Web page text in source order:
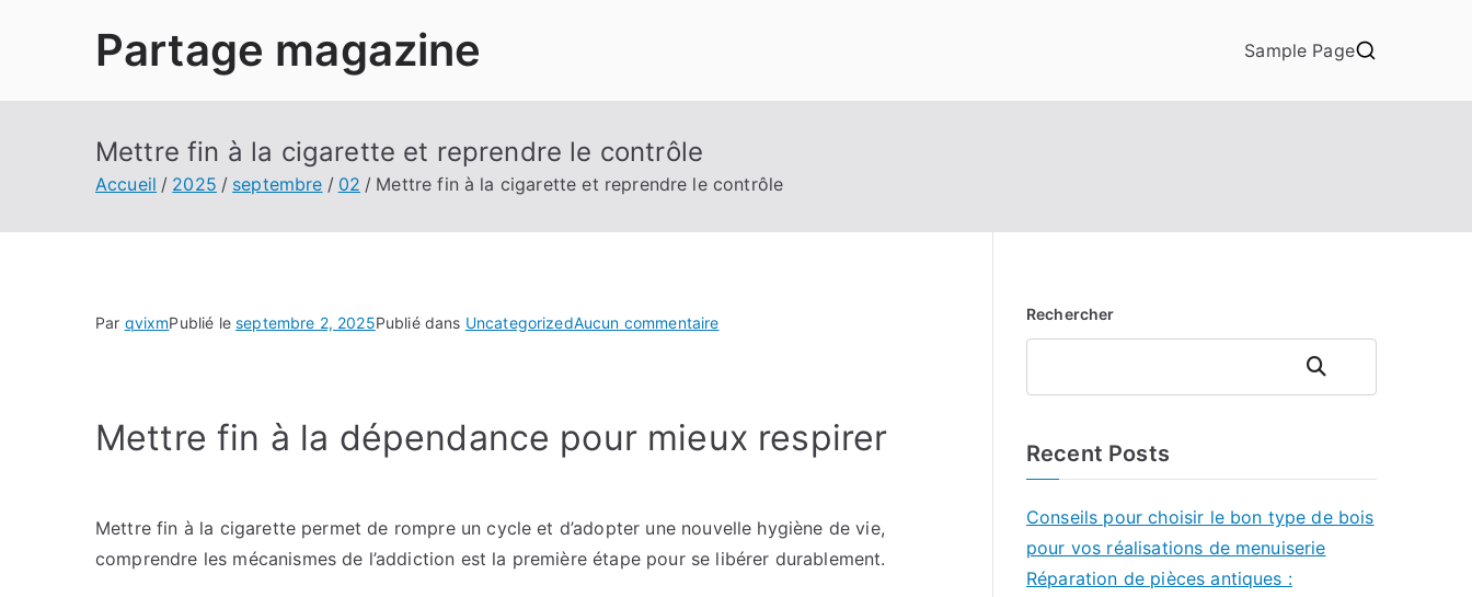
Partage magazine Sample Page
Mettre fin à la cigarette et reprendre le contrôle
Accueil 2025 septembre 02 Mettre fin à la cigarette et reprendre le contrôle
Par qvixmPublié leseptembre 2, 2025Publié dans UncategorizedAucun commentairesur
la
le
contrôle
Mettre fin à la dépendance pour mieux respirer
Mettre fin à la cigarette permet de rompre un cycle et d’adopter une nouvelle hygiène de vie,
comprendre les mécanismes de l’addiction est la première étape pour se libérer durablement.
Rechercher
Rechercher
Recent Posts
Conseils pour choisir le bon type de bois
pour vos réalisations de menuiserie
Réparation de pièces antiques :